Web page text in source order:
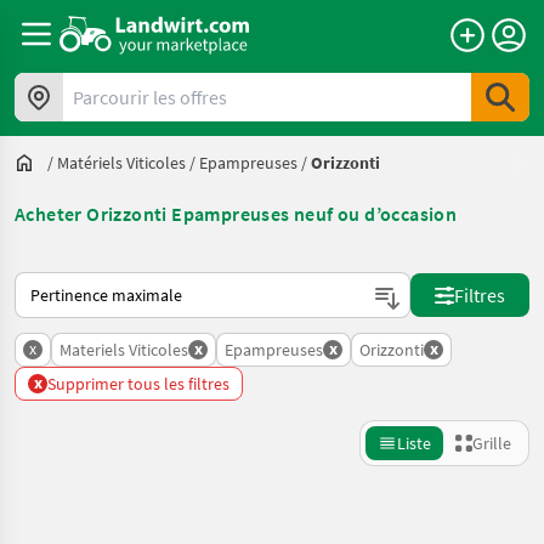
Parcourir les offres
/ Matériels Viticoles / Epampreuses /Orizzonti
Acheter Orizzonti Epampreuses neuf ou d’occasion
Voici comment les annonces sont triées sur Landwirt.com
Filtres
x Materiels Viticoles x Epampreuses x Orizzonti x
x Supprimer tous les filtres
Liste Grille